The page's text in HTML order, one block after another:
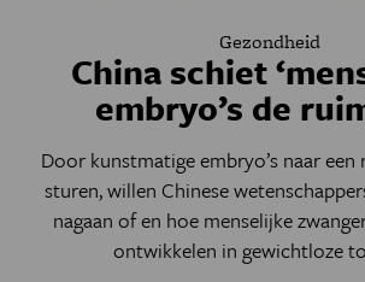
Gezondheid
China schiet
embryo’s de
Door kunstmatige embryo’s naar
sturen, willen Chinese
nagaan of en hoe menselijke
ontwikkelen in gewichtloze